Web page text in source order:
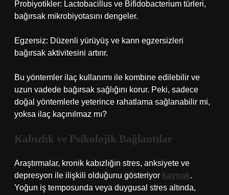
Probiyotikler: Lactobacillus ve Bifidobacterium türleri,
bağırsak mikrobiyotasını dengeler.
Egzersiz: Düzenli yürüyüş ve karın egzersizleri
bağırsak aktivitesini artırır.
Bu yöntemler ilaç kullanımı ile kombine edilebilir ve
uzun vadede bağırsak sağlığını korur. Peki, sadece
doğal yöntemlerle yeterince rahatlama sağlanabilir mi,
yoksa ilaç kaçınılmaz mı?
Kabızlık ve Psikolojik Bağlantılar
Araştırmalar, kronik kabızlığın stres, anksiyete ve
depresyon ile ilişkili olduğunu gösteriyor kaynak.
Yoğun iş temposunda veya duygusal stres altında,